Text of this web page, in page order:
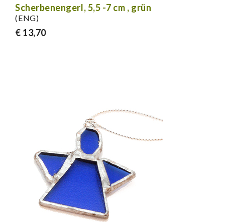
Scherbenengerl, 5,5 -7 cm , grün
(ENG)
€ 13,70